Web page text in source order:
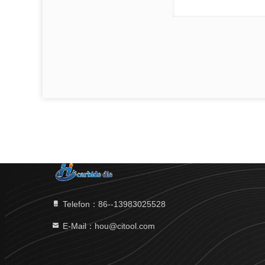
Telefon：86--13983025528
E-Mail：hou@citool.com